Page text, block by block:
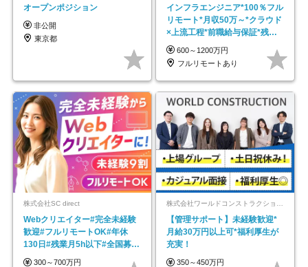
オープンポジション
非公開
東京都
インフラエンジニア*100％フル
リモート*月収50万～*クラウド
×上流工程*前職給与保証*残業
月9.8h
600～1200万円
フルリモートあり
株式会社SC direct
Webクリエイター#完全未経験
歓迎#フルリモートOK#年休
130日#残業月5h以下#全国募集
#最大1年の研修
300～700万円
【管理サポート】未経験歓迎*
月給30万円以上可*福利厚生が
充実！
350～450万円